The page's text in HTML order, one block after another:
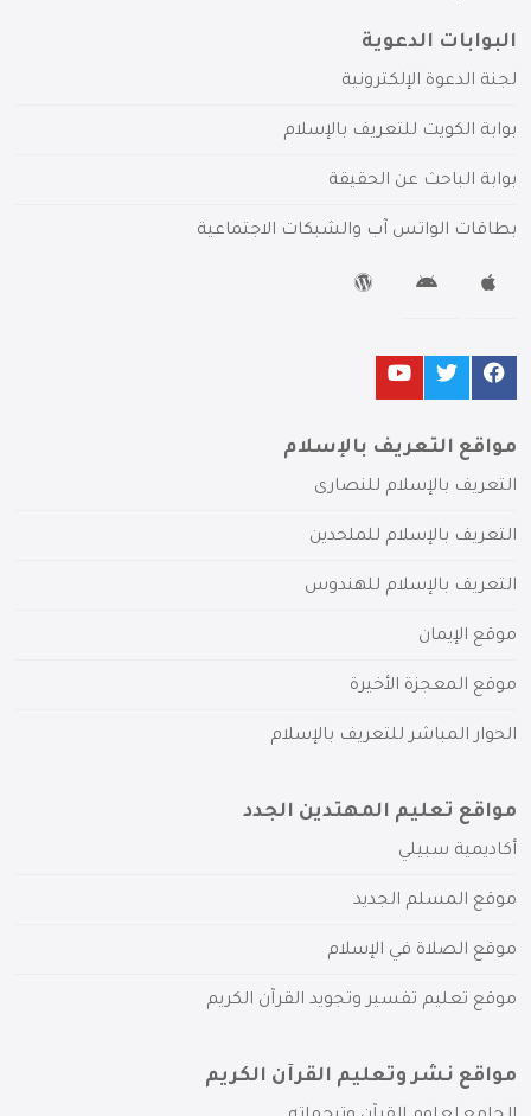
البوابات الدعوية
لجنة الدعوة الإلكترونية
بوابة الكويت للتعريف بالإسلام
بوابة الباحث عن الحقيقة
بطاقات الواتس آب والشبكات الاجتماعية
مواقع التعريف بالإسلام
التعريف بالإسلام للنصارى
التعريف بالإسلام للملحدين
التعريف بالإسلام للهندوس
موقع الإيمان
موقع المعجزة الأخيرة
الحوار المباشر للتعريف بالإسلام
مواقع تعليم المهتدين الجدد
أكاديمية سبيلي
موقع المسلم الجديد
موقع الصلاة في الإسلام
موقع تعليم تفسير وتجويد القرآن الكريم
مواقع نشر وتعليم القرآن الكريم